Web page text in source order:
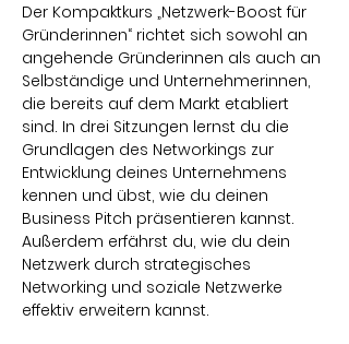
Der Kompaktkurs „Netzwerk-Boost für
Gründerinnen“ richtet sich sowohl an
angehende Gründerinnen als auch an
Selbständige und Unternehmerinnen,
die bereits auf dem Markt etabliert
sind. In drei Sitzungen lernst du die
Grundlagen des Networkings zur
Entwicklung deines Unternehmens
kennen und übst, wie du deinen
Business Pitch präsentieren kannst.
Außerdem erfährst du, wie du dein
Netzwerk durch strategisches
Networking und soziale Netzwerke
effektiv erweitern kannst.